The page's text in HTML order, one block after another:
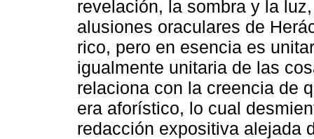
revelación, la sombra y la
alusiones oraculares de
rico, pero en esencia es
igualmente unitaria de las
relaciona con la creencia de
era aforístico, lo cual
redacción expositiva alejada